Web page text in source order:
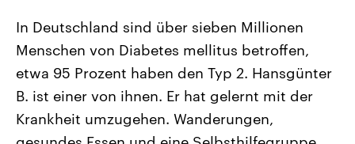
Landtagswahl Sachsen-Anhalt
2026
Alle Informationen
Sachsen-Anhalt wählt am 6.
September 2026 einen neuen
Landtag. Seit 2021 wird das
Bundesland von einer Koalition aus
USA
Aktuelle Beiträge,
Hintergründe
Wirtschaftlich und
gehören die Vereinigten
den mächtigsten Ländern
mit großem Einfluss auf
In Deutschland sind über sieben Millionen
Menschen von Diabetes mellitus betroffen,
etwa 95 Prozent haben den Typ 2. Hansgünter
B. ist einer von ihnen. Er hat gelernt mit der
Krankheit umzugehen. Wanderungen,